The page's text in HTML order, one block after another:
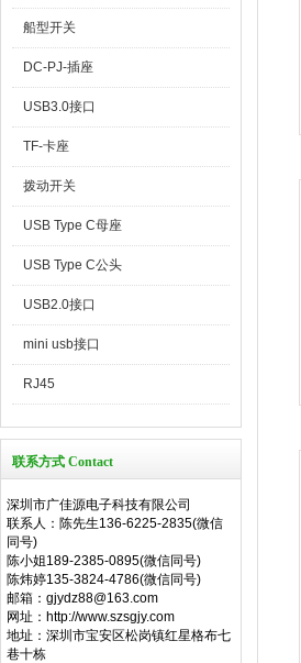
船型开关
DC-PJ-插座
USB3.0接口
TF-卡座
拨动开关
USB Type C母座
USB Type C公头
USB2.0接口
mini usb接口
RJ45
联系方式 Contact
深圳市广佳源电子科技有限公司
联系人：陈先生136-6225-2835(微信
同号)
陈小姐189-2385-0895(微信同号)
陈炜婷135-3824-4786(微信同号)
邮箱：gjydz88@163.com
网址：http://www.szsgjy.com
地址：深圳市宝安区松岗镇红星格布七
巷十栋